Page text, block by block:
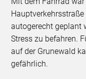
autogerecht geplant
Stress zu befahren.
auf der Grunewald
gefährlich.